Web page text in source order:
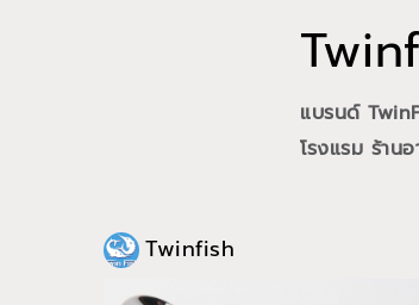
แบรนด์
โรงแรม ร้าน
Twinfish